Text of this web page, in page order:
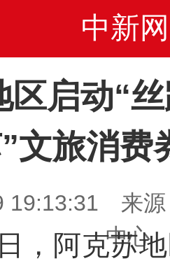
中新网
区启动“
文旅消费
19:13:31 来源
中心
阿克苏地